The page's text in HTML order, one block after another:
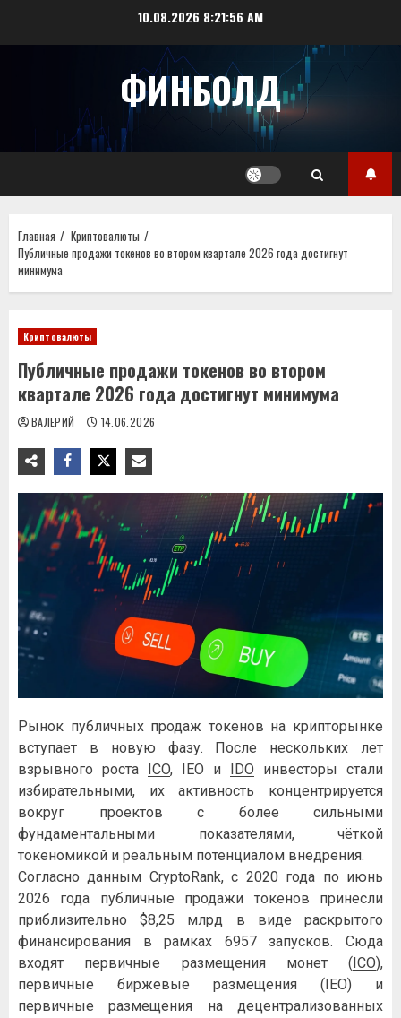
10.08.2026 8:21:57 AM
ФИНБОЛД
Главная
Криптовалюты
Публичные продажи токенов во втором квартале 2026 года достигнут
минимума
Криптовалюты
Публичные продажи токенов во втором
квартале 2026 года достигнут минимума
ВАЛЕРИЙ 14.06.2026
Рынок публичных продаж токенов на крипторынке
вступает в новую фазу. После нескольких лет
взрывного роста
ICO, IEO и IDO инвесторы стали
избирательными, их активность концентрируется
вокруг проектов с более сильными
фундаментальными показателями, чёткой
токеномикой и реальным потенциалом внедрения.
Согласноданным CryptoRank, с 2020 года по июнь
2026 года публичные продажи токенов принесли
приблизительно $8,25 млрд в виде раскрытого
финансирования в рамках 6957 запусков. Сюда
входят первичные размещения монет ( ICO),
первичные биржевые размещения (IEO) и
первичные размещения на децентрализованных